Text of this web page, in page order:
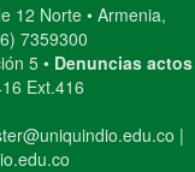
12 Norte • Armenia,
7359300
5 • Denuncias actos
Ext.416
|